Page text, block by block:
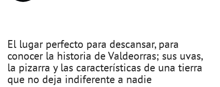
El lugar perfecto para descansar, para
conocer la historia de Valdeorras; sus uvas,
la pizarra y las características de una tierra
que no deja indiferente a nadie